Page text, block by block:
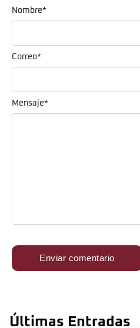
Mensaje*
Nombre*
Correo*
Últimas Entradas